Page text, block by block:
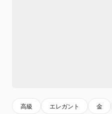
高級 エレガント 金